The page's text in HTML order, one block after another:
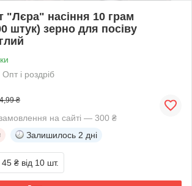
"Лєра" насіння 10 грам
штук) зерно для посіву
Опт і роздріб
₴
на сайті — 300 ₴
Залишилось 2 дні
45 ₴ від 10 шт.